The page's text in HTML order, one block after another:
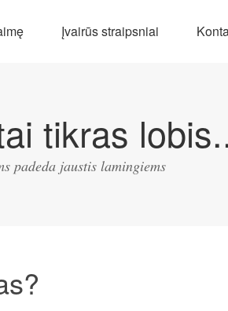
Įvairūs straipsniai
tikras
padeda jaustis lamingiems